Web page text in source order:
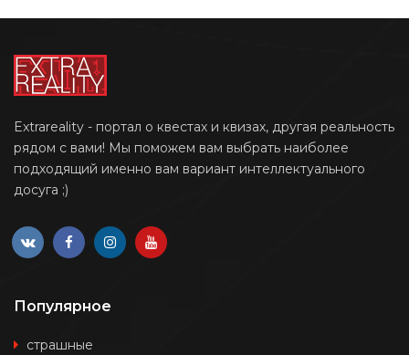
Extrareality - портал о квестах и квизах, другая реальность
рядом с вами! Мы поможем вам выбрать наиболее
подходящий именно вам вариант интеллектуального
досуга ;)
Популярное
страшные